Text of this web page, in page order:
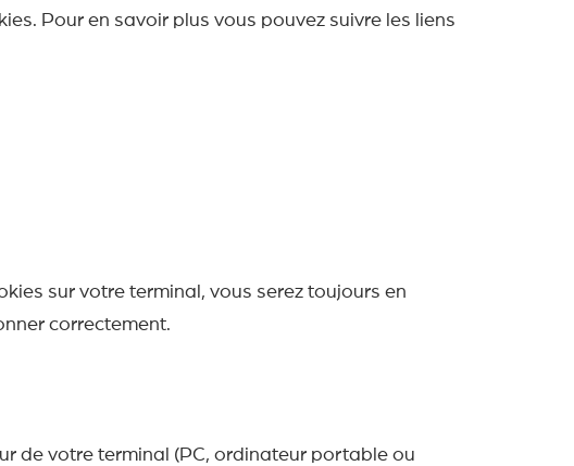
Pour en savoir plus vous pouvez suivre les liens
sur votre terminal, vous serez toujours en
correctement.
de votre terminal (PC, ordinateur portable ou